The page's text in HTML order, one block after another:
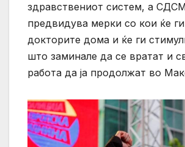
здравствениот систем, а
предвидува мерки со кои ќе
докторите дома и ќе ги
што заминале да се вратат и
работа да ја продолжат во